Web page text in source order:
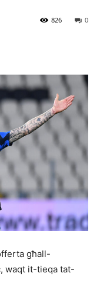
0
826
għall-
waqt it-tieqa tat-